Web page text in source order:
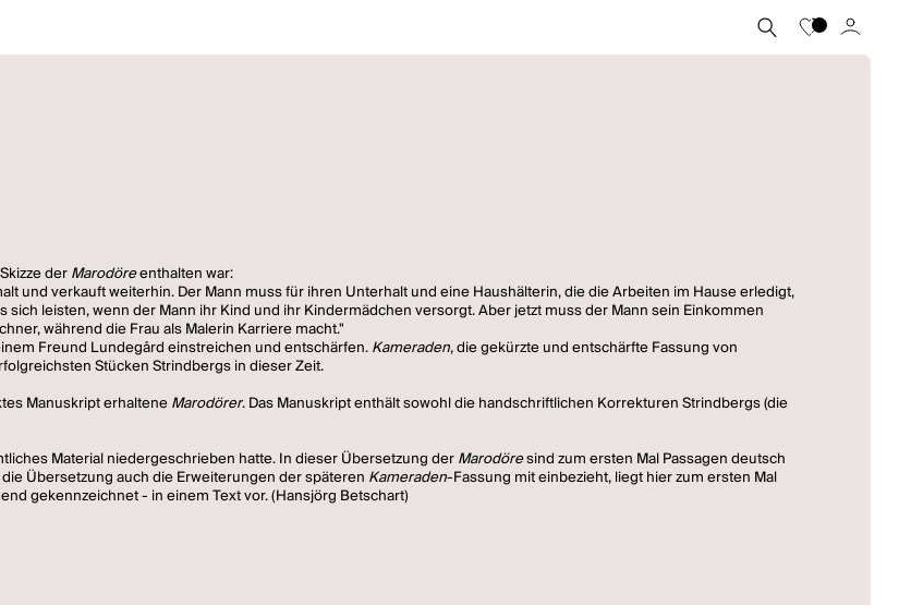
derMarodöreenthalten war:
und verkauft weiterhin. Der Mann muss für ihren Unterhalt und eine Haushälterin, die die Arbeiten im Hause erledigt,
sich leisten, wenn der Mann ihr Kind und ihr Kindermädchen versorgt. Aber jetzt muss der Mann sein Einkommen
während die Frau als Malerin Karriere macht."
Freund Lundegård einstreichen und entschärfen.Kameraden, die gekürzte und entschärfte Fassung von
Stücken Strindbergs in dieser Zeit.
Manuskript erhalteneMarodörer. Das Manuskript enthält sowohl die handschriftlichen Korrekturen Strindbergs (die
Material niedergeschrieben hatte. In dieser Übersetzung derMarodöresind zum ersten Mal Passagen deutsch
Übersetzung auch die Erweiterungen der späteren Kameraden-Fassung mit einbezieht, liegt hier zum ersten Mal
gekennzeichnet - in einem Text vor. (Hansjörg Betschart)